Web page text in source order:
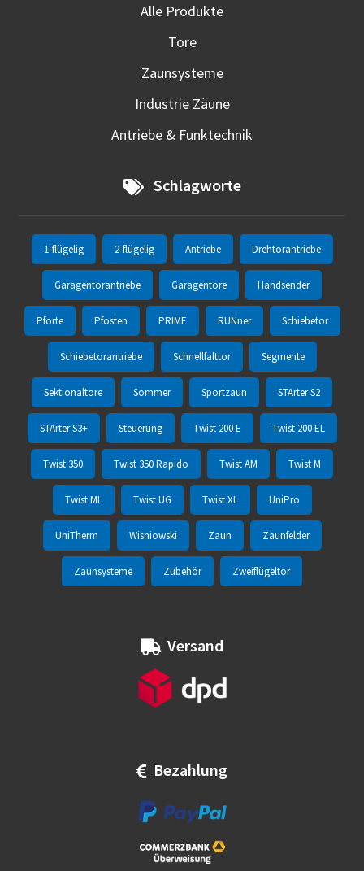
Alle Produkte
Tore
Zaunsysteme
Industrie Zäune
Antriebe & Funktechnik
Schlagworte
1-flügelig 2-flügelig Antriebe Drehtorantriebe
Garagentorantriebe Garagentore Handsender
Pforte Pfosten PRIME RUNner Schiebetor
Schiebetorantriebe Schnellfalttor Segmente
Sektionaltore Sommer Sportzaun STArter S2
STArter S3+ Steuerung Twist 200 E Twist 200 EL
Twist 350 Twist 350 Rapido Twist AM Twist M
Twist ML Twist UG Twist XL UniPro
UniTherm Wisniowski Zaun Zaunfelder
Zaunsysteme Zubehör Zweiflügeltor
Versand
Bezahlung